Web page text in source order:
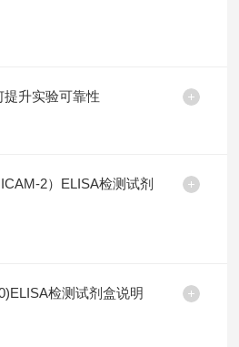
提升实验可靠性
2）ELISA检测试剂
检测试剂盒说明